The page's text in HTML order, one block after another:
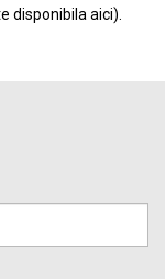
disponibila aici).